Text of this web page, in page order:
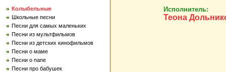
Колыбельные
Школьные песни
Песни для самых маленьких
Песни из мультфильмов
Песни из детских кинофильмов
Песни о маме
Песни о папе
Песни про бабушек
Исполнитель:
Теона